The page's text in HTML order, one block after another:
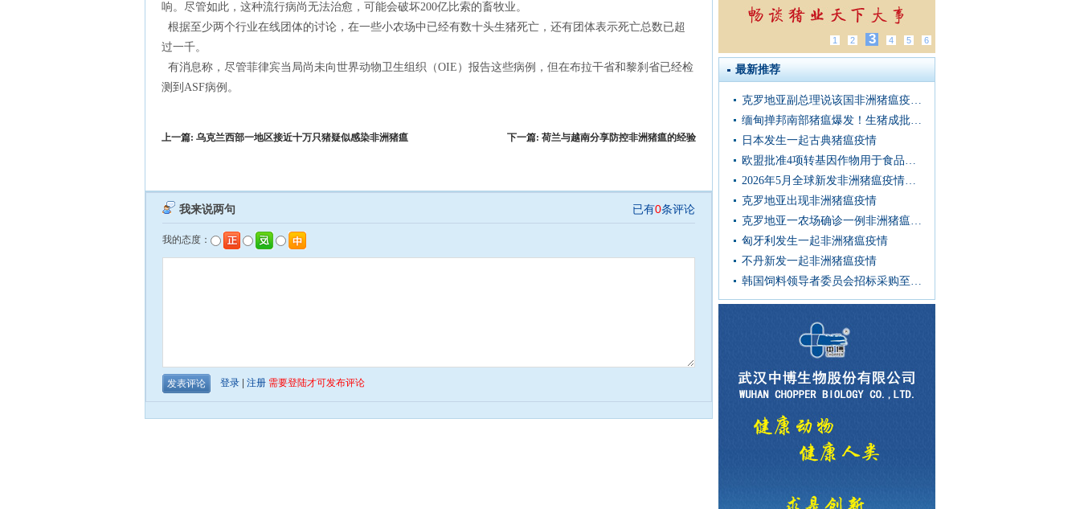
响。尽管如此，这种流行病尚无法治愈，可能会破坏200亿比索的畜牧业。
根据至少两个行业在线团体的讨论，在一些小农场中已经有数十头生猪死亡，还有团体表示死亡总数已超
过一千。
有消息称，尽管菲律宾当局尚未向世界动物卫生组织（OIE）报告这些病例，但在布拉干省和黎刹省已经检
测到ASF病例。
上一篇: 乌克兰西部一地区接近十万只猪疑似感染非洲猪瘟 下一篇: 荷兰与越南分享防控非洲猪瘟的经验
1 2 3 4 5 6
最新推荐
克罗地亚副总理说该国非洲猪瘟疫情形势“非常严峻”
缅甸掸邦南部猪瘟爆发！生猪成批死亡，症状惊心···
日本发生一起古典猪瘟疫情
欧盟批准4项转基因作物用于食品和饲料
2026年5月全球新发非洲猪瘟疫情信息汇总
克罗地亚出现非洲猪瘟疫情
克罗地亚一农场确诊一例非洲猪瘟病例
匈牙利发生一起非洲猪瘟疫情
不丹新发一起非洲猪瘟疫情
韩国饲料领导者委员会招标采购至多6.9万吨饲料玉米